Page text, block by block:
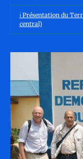
ℹ️ Présentation du
central)